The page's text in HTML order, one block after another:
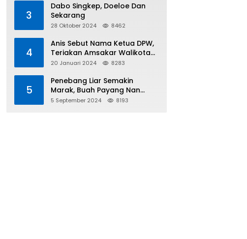
Tiga
3
Dabo Singkep, Doeloe Dan
Sekarang
28 Oktober 2024 8462
4
Anis Sebut Nama Ketua DPW,
Teriakan Amsakar Walikota
Batam Menggema
20 Januari 2024 8283
5
Penebang Liar Semakin
Marak, Buah Payang Nan
Langka Pun Jadi Targetnya
5 September 2024 8193